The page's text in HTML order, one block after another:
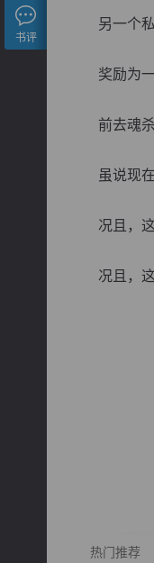
另一个私
奖励为一
前去魂杀
虽说现在
况且，这
况且，这
热门推荐
书评